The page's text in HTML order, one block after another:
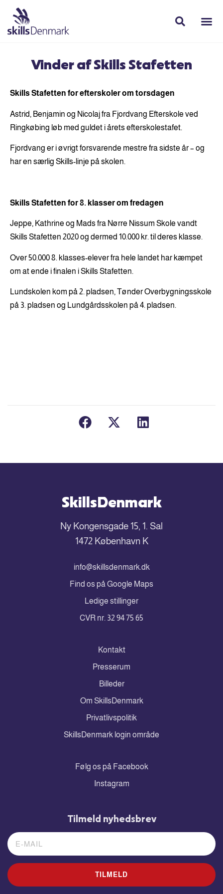
Vinder af Skills Stafetten
Skills Stafetten for efterskoler om torsdagen
Astrid, Benjamin og Nicolaj fra Fjordvang Efterskole ved
Ringkøbing løb med guldet i årets efterskolestafet.
Fjordvang er i øvrigt forsvarende mestre fra sidste år – og
har en særlig Skills-linje på skolen.
Skills Stafetten for 8. klasser om fredagen
Jeppe, Kathrine og Mads fra Nørre Nissum Skole vandt
Skills Stafetten 2020 og dermed 10.000 kr. til deres klasse.
Over 50.000 8. klasses-elever fra hele landet har kæmpet
om at ende i finalen i Skills Stafetten.
Lundskolen kom på 2. pladsen, Tønder Overbygningsskole
på 3. pladsen og Lundgårdsskolen på 4. pladsen.
SkillsDenmark
Ny Kongensgade 15, 1. Sal
1472 København K
info@skillsdenmark.dk
Find os på Google Maps
Ledige stillinger
CVR nr. 32 94 75 65
Kontakt
Presserum
Billeder
Om SkillsDenmark
Privatlivspolitik
SkillsDenmark login område
Følg os på Facebook
Instagram
Tilmeld nyhedsbrev
TILMELD